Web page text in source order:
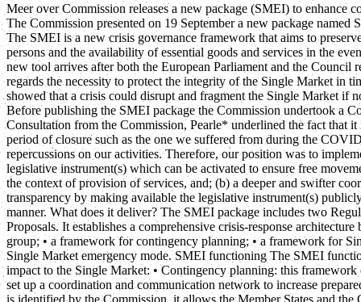
Meer over Commission releases a new package (SMEI) to enhance
The Commission presented on 19 September a new package
The SMEI is a new crisis governance framework that aims to
persons and the availability of essential goods and services in the
new tool arrives after both the European Parliament and the Council
regards the necessity to protect the integrity of the Single Market in
showed that a crisis could disrupt and fragment the Single Market if
Before publishing the SMEI package the Commission undertook a
Consultation from the Commission, Pearle* underlined the fact that
period of closure such as the one we suffered from during the
repercussions on our activities. Therefore, our position was to
legislative instrument(s) which can be activated to ensure free
the context of provision of services, and; (b) a deeper and swifter
transparency by making available the legislative instrument(s)
manner. What does it deliver? The SMEI package includes two
Proposals. It establishes a comprehensive crisis-response
group; • a framework for contingency planning; • a framework for
Single Market emergency mode. SMEI functioning The SMEI
impact to the Single Market: • Contingency planning: this framework
set up a coordination and communication network to increase
is identified by the Commission, it allows the Member States and